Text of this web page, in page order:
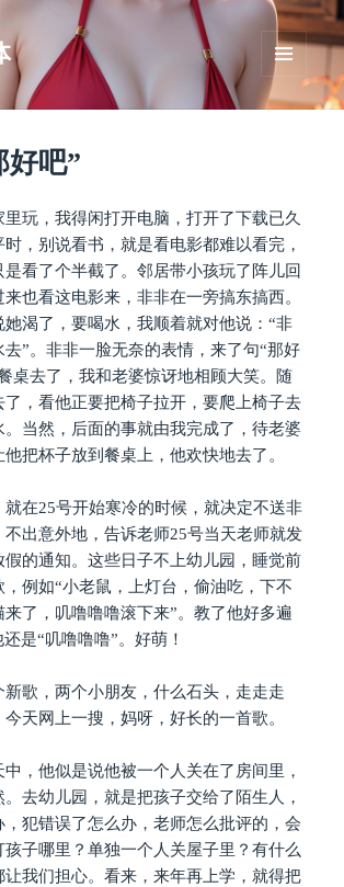
菜单和
挂件
好吧”
玩，我得闲打开电脑，打开了下载已久
，别说看书，就是看电影都难以看完，
是看了个半截了。邻居带小孩玩了阵儿回
也看这电影来，非非在一旁搞东搞西。
她渴了，要喝水，我顺着就对他说：“非
”。非非一脸无奈的表情，来了句“那好
桌去了，我和老婆惊讶地相顾大笑。随
了，看他正要把椅子拉开，要爬上椅子去
。当然，后面的事就由我完成了，待老婆
把杯子放到餐桌上，他欢快地去了。
就在25号开始寒冷的时候，就决定不送非
不出意外地，告诉老师25号当天老师就发
假的通知。这些日子不上幼儿园，睡觉前
例如“小老鼠，上灯台，偷油吃，下不
了，叽噜噜噜滚下来”。教了他好多遍
是“叽噜噜噜”。好萌！
新歌，两个小朋友，什么石头，走走走
天网上一搜，妈呀，好长的一首歌。
，他似是说他被一个人关在了房间里，
去幼儿园，就是把孩子交给了陌生人，
，犯错误了怎么办，老师怎么批评的，会
孩子哪里？单独一个人关屋子里？有什么
让我们担心。看来，来年再上学，就得把